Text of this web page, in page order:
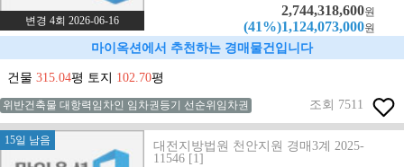
변경 4회 2026-06-16
2,744,318,600원
(41%)1,124,073,000원
마이옥션에서 추천하는 경매물건입니다
건물 315.04평 토지 102.70평
위반건축물 대항력임차인 임차권등기 선순위임차권 조회 7511
15일 남음
대전지방법원 천안지원 경매3계 2025-
11546 [1]